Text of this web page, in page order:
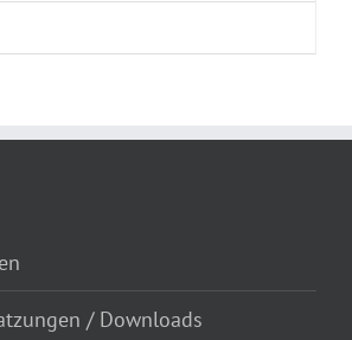
/ Downloads